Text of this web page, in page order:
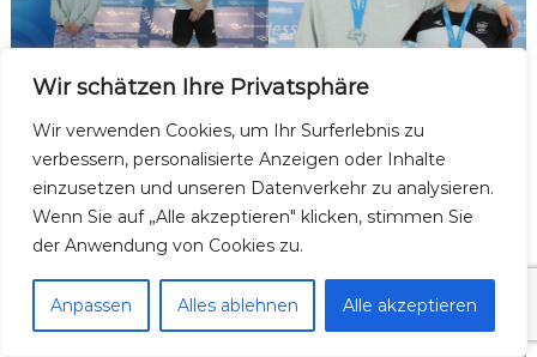
Wir schätzen Ihre Privatsphäre
Wir verwenden Cookies, um Ihr Surferlebnis zu
verbessern, personalisierte Anzeigen oder Inhalte
einzusetzen und unseren Datenverkehr zu analysieren.
Wenn Sie auf „Alle akzeptieren" klicken, stimmen Sie
der Anwendung von Cookies zu.
Anpassen Alles ablehnen Alle akzeptieren